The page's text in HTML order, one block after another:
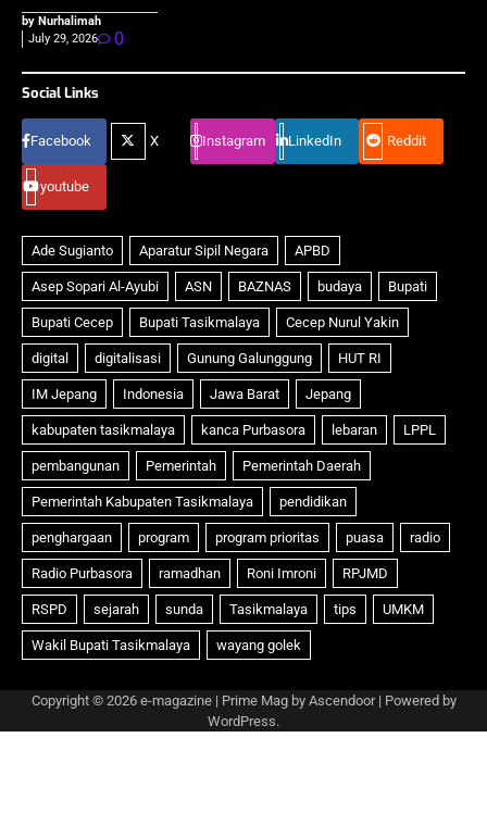
by Nurhalimah
July 29, 2026
0
Social Links
Facebook X Instagram LinkedIn Reddit
youtube
Copyright © 2026 e-magazine| Prime Mag by Ascendoor| Powered by
WordPress.